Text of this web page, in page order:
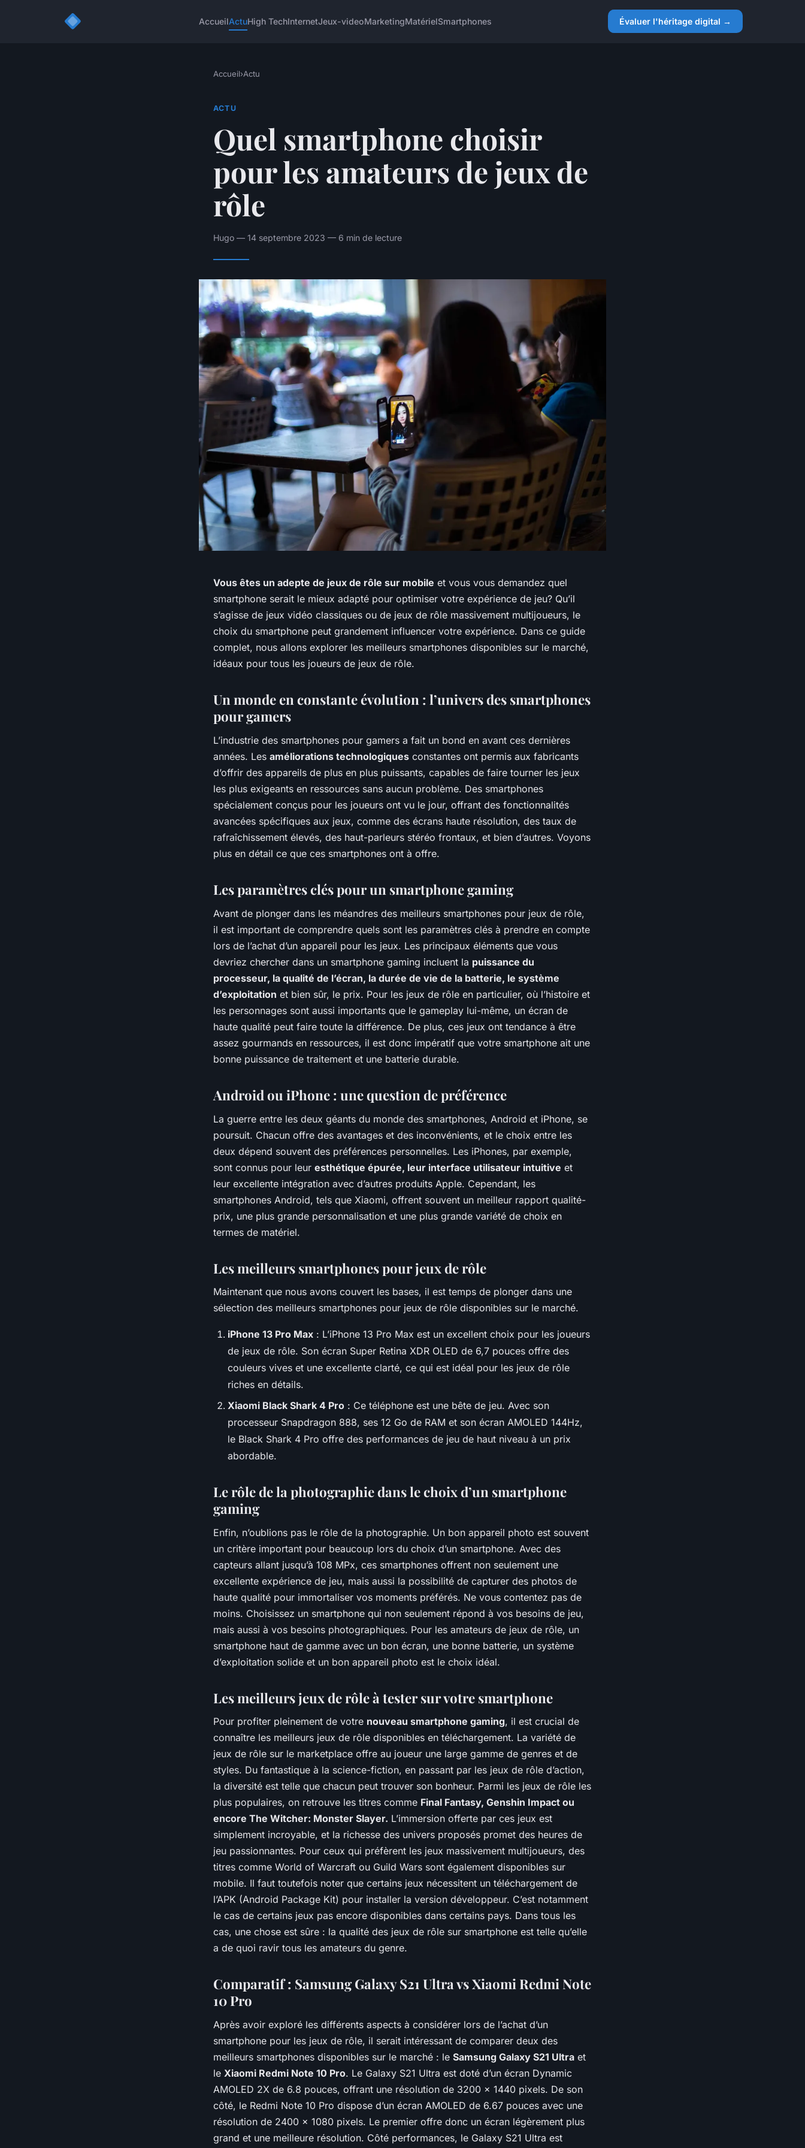
AccueilActuHigh TechInternetJeux-videoMarketingMatérielSmartphones Évaluer l'héritage digital →
Accueil›Actu
ACTU
Quel smartphone choisir
pour les amateurs de jeux de
rôle
Hugo — 14 septembre 2023 — 6 min de lecture
Vous êtes un adepte de jeux de rôle sur mobile et vous vous demandez quel
smartphone serait le mieux adapté pour optimiser votre expérience de jeu? Qu’il
s’agisse de jeux vidéo classiques ou de jeux de rôle massivement multijoueurs, le
choix du smartphone peut grandement influencer votre expérience. Dans ce guide
complet, nous allons explorer les meilleurs smartphones disponibles sur le marché,
idéaux pour tous les joueurs de jeux de rôle.
Un monde en constante évolution : l’univers des smartphones
pour gamers
L’industrie des smartphones pour gamers a fait un bond en avant ces dernières
années. Les améliorations technologiques constantes ont permis aux fabricants
d’offrir des appareils de plus en plus puissants, capables de faire tourner les jeux
les plus exigeants en ressources sans aucun problème. Des smartphones
spécialement conçus pour les joueurs ont vu le jour, offrant des fonctionnalités
avancées spécifiques aux jeux, comme des écrans haute résolution, des taux de
rafraîchissement élevés, des haut-parleurs stéréo frontaux, et bien d’autres. Voyons
plus en détail ce que ces smartphones ont à offre.
Les paramètres clés pour un smartphone gaming
Avant de plonger dans les méandres des meilleurs smartphones pour jeux de rôle,
il est important de comprendre quels sont les paramètres clés à prendre en compte
lors de l’achat d’un appareil pour les jeux. Les principaux éléments que vous
devriez chercher dans un smartphone gaming incluent la puissance du
processeur, la qualité de l’écran, la durée de vie de la batterie, le système
d’exploitation et bien sûr, le prix. Pour les jeux de rôle en particulier, où l’histoire et
les personnages sont aussi importants que le gameplay lui-même, un écran de
haute qualité peut faire toute la différence. De plus, ces jeux ont tendance à être
assez gourmands en ressources, il est donc impératif que votre smartphone ait une
bonne puissance de traitement et une batterie durable.
Android ou iPhone : une question de préférence
La guerre entre les deux géants du monde des smartphones, Android et iPhone, se
poursuit. Chacun offre des avantages et des inconvénients, et le choix entre les
deux dépend souvent des préférences personnelles. Les iPhones, par exemple,
sont connus pour leur esthétique épurée, leur interface utilisateur intuitive et
leur excellente intégration avec d’autres produits Apple. Cependant, les
smartphones Android, tels que Xiaomi, offrent souvent un meilleur rapport qualité-
prix, une plus grande personnalisation et une plus grande variété de choix en
termes de matériel.
Les meilleurs smartphones pour jeux de rôle
Maintenant que nous avons couvert les bases, il est temps de plonger dans une
sélection des meilleurs smartphones pour jeux de rôle disponibles sur le marché.
iPhone 13 Pro Max : L’iPhone 13 Pro Max est un excellent choix pour les joueurs
de jeux de rôle. Son écran Super Retina XDR OLED de 6,7 pouces offre des
couleurs vives et une excellente clarté, ce qui est idéal pour les jeux de rôle
riches en détails.
Xiaomi Black Shark 4 Pro : Ce téléphone est une bête de jeu. Avec son
processeur Snapdragon 888, ses 12 Go de RAM et son écran AMOLED 144Hz,
le Black Shark 4 Pro offre des performances de jeu de haut niveau à un prix
abordable.
Le rôle de la photographie dans le choix d’un smartphone
gaming
Enfin, n’oublions pas le rôle de la photographie. Un bon appareil photo est souvent
un critère important pour beaucoup lors du choix d’un smartphone. Avec des
capteurs allant jusqu’à 108 MPx, ces smartphones offrent non seulement une
excellente expérience de jeu, mais aussi la possibilité de capturer des photos de
haute qualité pour immortaliser vos moments préférés. Ne vous contentez pas de
moins. Choisissez un smartphone qui non seulement répond à vos besoins de jeu,
mais aussi à vos besoins photographiques. Pour les amateurs de jeux de rôle, un
smartphone haut de gamme avec un bon écran, une bonne batterie, un système
d’exploitation solide et un bon appareil photo est le choix idéal.
Les meilleurs jeux de rôle à tester sur votre smartphone
Pour profiter pleinement de votre nouveau smartphone gaming, il est crucial de
connaître les meilleurs jeux de rôle disponibles en téléchargement. La variété de
jeux de rôle sur le marketplace offre au joueur une large gamme de genres et de
styles. Du fantastique à la science-fiction, en passant par les jeux de rôle d’action,
la diversité est telle que chacun peut trouver son bonheur. Parmi les jeux de rôle les
plus populaires, on retrouve les titres comme Final Fantasy, Genshin Impact ou
encore The Witcher: Monster Slayer. L’immersion offerte par ces jeux est
simplement incroyable, et la richesse des univers proposés promet des heures de
jeu passionnantes. Pour ceux qui préfèrent les jeux massivement multijoueurs, des
titres comme World of Warcraft ou Guild Wars sont également disponibles sur
mobile. Il faut toutefois noter que certains jeux nécessitent un téléchargement de
l’APK (Android Package Kit) pour installer la version développeur. C’est notamment
le cas de certains jeux pas encore disponibles dans certains pays. Dans tous les
cas, une chose est sûre : la qualité des jeux de rôle sur smartphone est telle qu’elle
a de quoi ravir tous les amateurs du genre.
Comparatif : Samsung Galaxy S21 Ultra vs Xiaomi Redmi Note
10 Pro
Après avoir exploré les différents aspects à considérer lors de l’achat d’un
smartphone pour les jeux de rôle, il serait intéressant de comparer deux des
meilleurs smartphones disponibles sur le marché : le Samsung Galaxy S21 Ultra et
le Xiaomi Redmi Note 10 Pro. Le Galaxy S21 Ultra est doté d’un écran Dynamic
AMOLED 2X de 6.8 pouces, offrant une résolution de 3200 x 1440 pixels. De son
côté, le Redmi Note 10 Pro dispose d’un écran AMOLED de 6.67 pouces avec une
résolution de 2400 x 1080 pixels. Le premier offre donc un écran légèrement plus
grand et une meilleure résolution. Côté performances, le Galaxy S21 Ultra est